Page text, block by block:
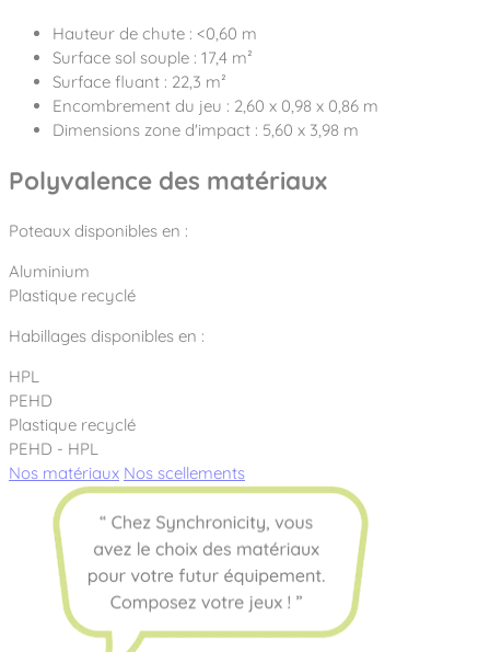
Hauteur de chute : <0,60 m
Surface sol souple : 17,4 m²
Surface fluant : 22,3 m²
Encombrement du jeu : 2,60 x 0,98 x 0,86 m
Dimensions zone d'impact : 5,60 x 3,98 m
Polyvalence des matériaux
Poteaux disponibles en :
Aluminium
Plastique recyclé
Habillages disponibles en :
HPL
PEHD
Plastique recyclé
PEHD - HPL
Nos matériaux Nos scellements